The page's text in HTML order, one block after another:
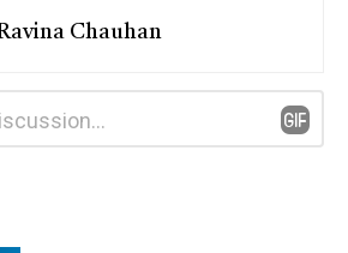
Ravina Chauhan